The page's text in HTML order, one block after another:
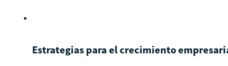
Estrategias para el crecimiento